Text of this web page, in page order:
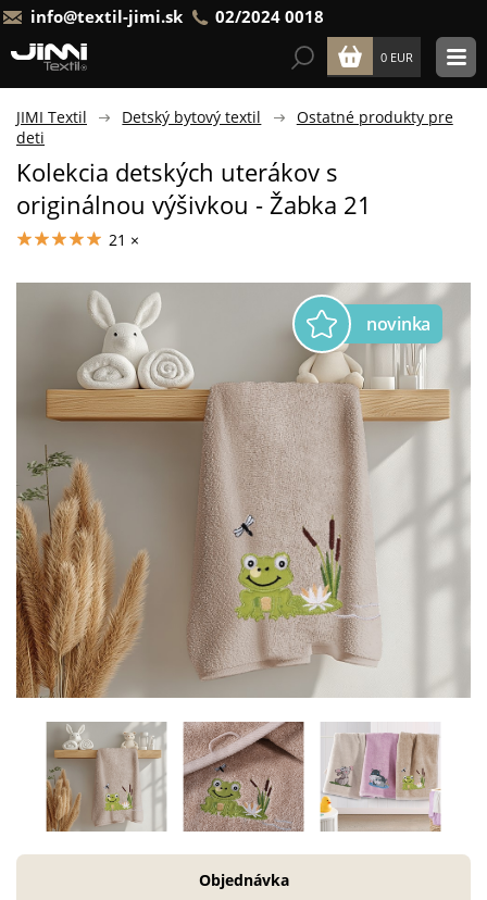
info@textil-jimi.sk 02/2024 0018
0 EUR
JIMI Textil Detský bytový textil
Ostatné produkty pre
deti
Kolekcia detských uterákov s
originálnou výšivkou - Žabka 21
21 ×
Objednávka